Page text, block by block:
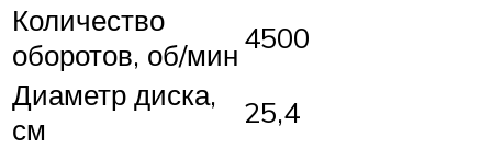
Количество
оборотов, об/мин 4500
Диаметр диска,
см
25,4